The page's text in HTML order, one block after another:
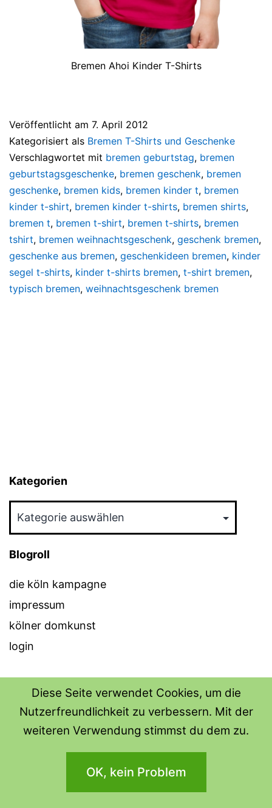
Bremen Ahoi Kinder T-Shirts
Veröffentlicht am 7. April 2012
Kategorisiert als Bremen T-Shirts und Geschenke
Verschlagwortet mit bremen geburtstag, bremen
geburtstagsgeschenke, bremen geschenk, bremen
geschenke, bremen kids, bremen kinder t, bremen
kinder t-shirt, bremen kinder t-shirts, bremen shirts,
bremen t, bremen t-shirt, bremen t-shirts, bremen
tshirt, bremen weihnachtsgeschenk, geschenk bremen,
geschenke aus bremen, geschenkideen bremen, kinder
segel t-shirts, kinder t-shirts bremen, t-shirt bremen,
typisch bremen, weihnachtsgeschenk bremen
Kategorien
Blogroll
die köln kampagne
impressum
kölner domkunst
login
THE SHIRT SHOPS
Datenschutzerklärung
Stolz präsentiert vonWordPress.
Diese Seite verwendet Cookies, um die
Nutzerfreundlichkeit zu verbessern. Mit der
weiteren Verwendung stimmst du dem zu.
OK, kein Problem